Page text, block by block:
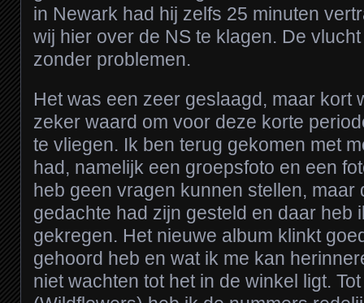
in Newark had hij zelfs 25 minuten
wij hier over de NS te klagen. De
zonder problemen.
Het was een zeer geslaagd, maar kort
zeker waard om voor deze korte
te vliegen. Ik ben terug gekomen met
had, namelijk een groepsfoto en een
heb geen vragen kunnen stellen, maar
gedachte had zijn gesteld en daar heb
gekregen. Het nieuwe album klinkt
gehoord heb en wat ik me kan
niet wachten tot het in de winkel ligt.